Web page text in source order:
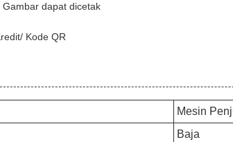
dapat dicetak
Kode QR
Mesin
Baja